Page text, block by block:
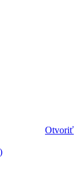
Otvoriť